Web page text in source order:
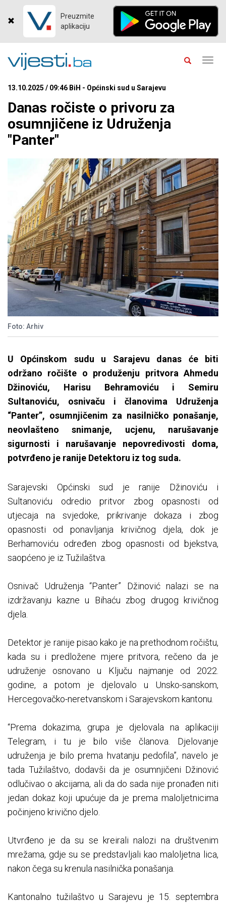
Preuzmite
aplikaciju
13.10.2025 / 09:46 BiH - Općinski sud u Sarajevu
Danas ročiste o privoru za
osumnjičene iz Udruženja
"Panter"
Foto: Arhiv
U Općinskom sudu u Sarajevu danas će biti
održano ročište o produženju pritvora Ahmedu
Džinoviću, Harisu Behramoviću i Semiru
Sultanoviću, osnivaču i članovima Udruženja
“Panter”, osumnjičenim za nasilničko ponašanje,
neovlašteno snimanje, ucjenu, narušavanje
sigurnosti i narušavanje nepovredivosti doma,
potvrđeno je ranije Detektoru iz tog suda.
Sarajevski Općinski sud je ranije Džinoviću i
Sultanoviću odredio pritvor zbog opasnosti od
utjecaja na svjedoke, prikrivanje dokaza i zbog
opasnosti od ponavljanja krivičnog djela, dok je
Berhamoviću određen zbog opasnosti od bjekstva,
saopćeno je iz Tužilaštva.
Osnivač Udruženja “Panter” Džinović nalazi se na
izdržavanju kazne u Bihaću zbog drugog krivičnog
djela.
Detektor je ranije pisao kako je na prethodnom ročištu,
kada su i predložene mjere pritvora, rečeno da je
udruženje osnovano u Ključu najmanje od 2022.
godine, a potom je djelovalo u Unsko-sanskom,
Hercegovačko-neretvanskom i Sarajevskom kantonu.
“Prema dokazima, grupa je djelovala na aplikaciji
Telegram, i tu je bilo više članova. Djelovanje
udruženja je bilo prema hvatanju pedofila”, navelo je
tada Tužilaštvo, dodavši da je osumnjičeni Džinović
odlučivao o akcijama, ali da do sada nije pronađen niti
jedan dokaz koji upućuje da je prema maloljetnicima
počinjeno krivično djelo.
Utvrđeno je da su se kreirali nalozi na društvenim
mrežama, gdje su se predstavljali kao maloljetna lica,
nakon čega su krenula nasilnička ponašanja.
Kantonalno tužilaštvo u Sarajevu je 15. septembra